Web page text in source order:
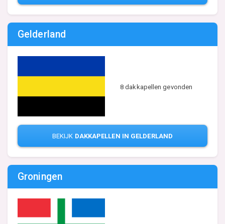
Gelderland
8 dakkapellen gevonden
BEKIJK DAKKAPELLEN IN GELDERLAND
Groningen